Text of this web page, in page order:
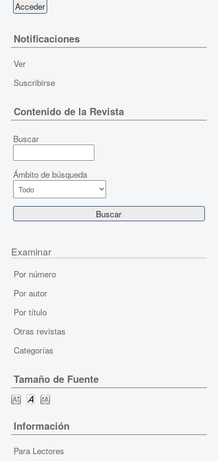
Notificaciones
Ver
Suscribirse
Contenido de la Revista
Buscar
Ámbito de búsqueda
Examinar
Por número
Por autor
Por título
Otras revistas
Categorías
Tamaño de Fuente
Información
Para Lectores